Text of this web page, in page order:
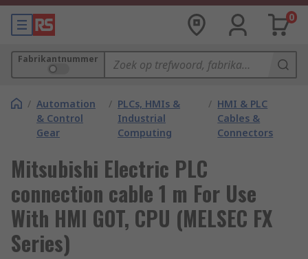
0
Fabrikantnummer
/ Automation
& Control
Gear
/ PLCs, HMIs &
Industrial
Computing
/ HMI & PLC
Cables &
Connectors
Mitsubishi Electric PLC
connection cable 1 m For Use
With HMI GOT, CPU (MELSEC FX
Series)